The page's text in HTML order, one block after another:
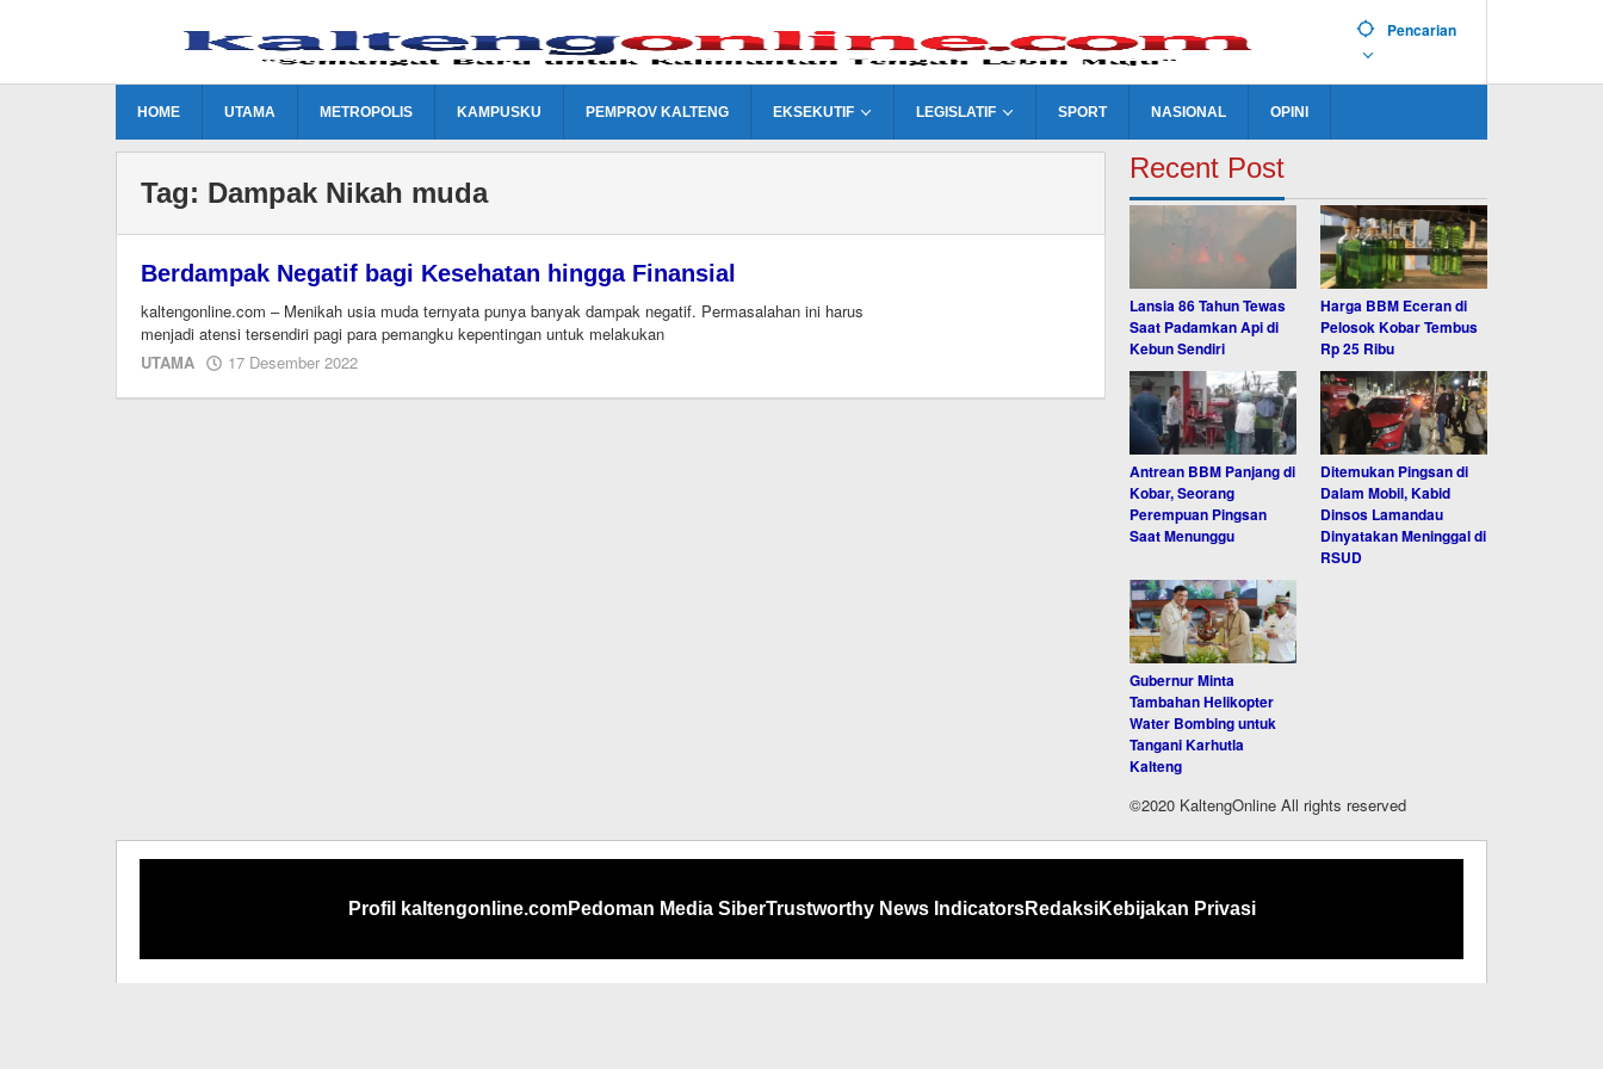
Pencarian
HOME UTAMA METROPOLIS KAMPUSKU PEMPROV KALTENG EKSEKUTIF LEGISLATIF SPORT NASIONAL OPINI
Tag: Dampak Nikah muda
Berdampak Negatif bagi Kesehatan hingga Finansial
kaltengonline.com – Menikah usia muda ternyata punya banyak dampak negatif. Permasalahan ini harus
menjadi atensi tersendiri pagi para pemangku kepentingan untuk melakukan
UTAMA
17 Desember 2022
Recent Post
Lansia 86 Tahun Tewas
Saat Padamkan Api di
Kebun Sendiri
Harga BBM Eceran di
Pelosok Kobar Tembus
Rp 25 Ribu
Antrean BBM Panjang di
Kobar, Seorang
Perempuan Pingsan
Saat Menunggu
Ditemukan Pingsan di
Dalam Mobil, Kabid
Dinsos Lamandau
Dinyatakan Meninggal di
RSUD
Gubernur Minta
Tambahan Helikopter
Water Bombing untuk
Tangani Karhutla
Kalteng
©2020 KaltengOnline All rights reserved
Profil kaltengonline.comPedoman Media SiberTrustworthy News IndicatorsRedaksiKebijakan Privasi